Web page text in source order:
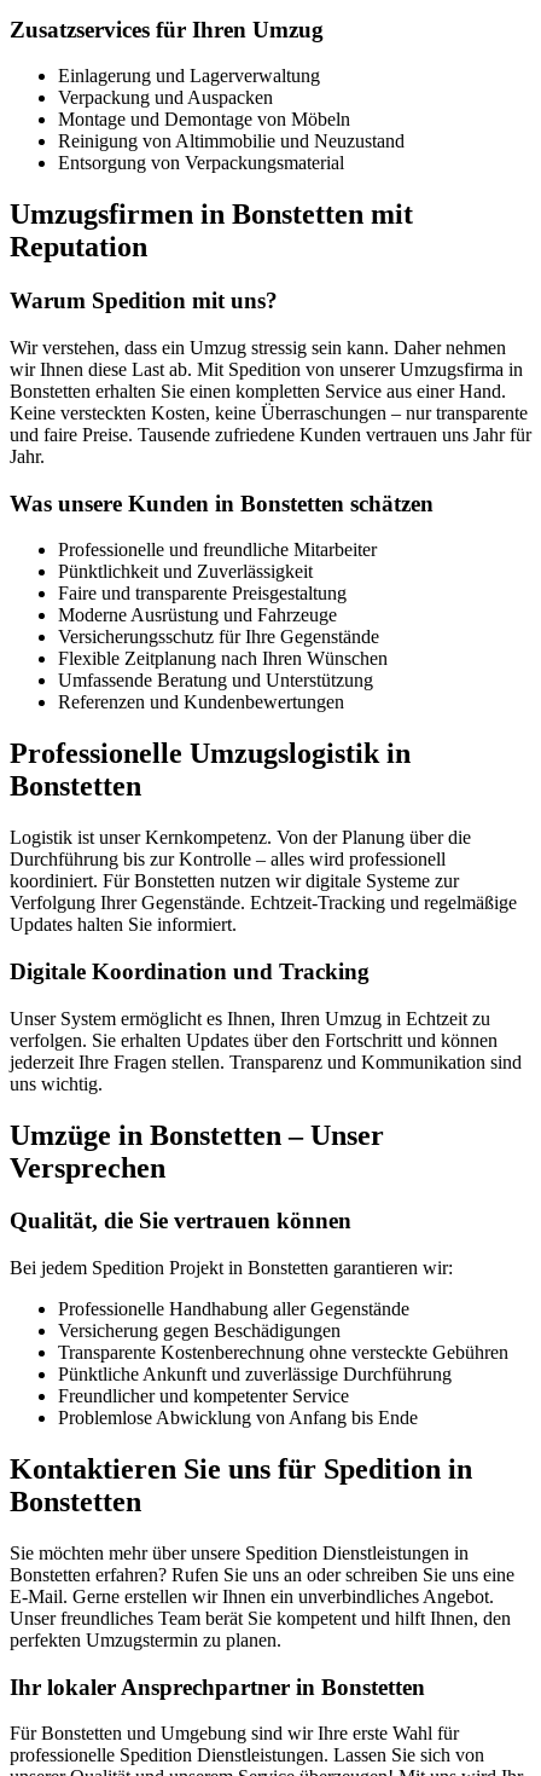
Zusatzservices für Ihren Umzug
Einlagerung und Lagerverwaltung
Verpackung und Auspacken
Montage und Demontage von Möbeln
Reinigung von Altimmobilie und Neuzustand
Entsorgung von Verpackungsmaterial
Umzugsfirmen in Bonstetten mit
Reputation
Warum Spedition mit uns?
Wir verstehen, dass ein Umzug stressig sein kann. Daher nehmen
wir Ihnen diese Last ab. Mit Spedition von unserer Umzugsfirma in
Bonstetten erhalten Sie einen kompletten Service aus einer Hand.
Keine versteckten Kosten, keine Überraschungen – nur transparente
und faire Preise. Tausende zufriedene Kunden vertrauen uns Jahr für
Jahr.
Was unsere Kunden in Bonstetten schätzen
Professionelle und freundliche Mitarbeiter
Pünktlichkeit und Zuverlässigkeit
Faire und transparente Preisgestaltung
Moderne Ausrüstung und Fahrzeuge
Versicherungsschutz für Ihre Gegenstände
Flexible Zeitplanung nach Ihren Wünschen
Umfassende Beratung und Unterstützung
Referenzen und Kundenbewertungen
Professionelle Umzugslogistik in
Bonstetten
Logistik ist unser Kernkompetenz. Von der Planung über die
Durchführung bis zur Kontrolle – alles wird professionell
koordiniert. Für Bonstetten nutzen wir digitale Systeme zur
Verfolgung Ihrer Gegenstände. Echtzeit-Tracking und regelmäßige
Updates halten Sie informiert.
Digitale Koordination und Tracking
Unser System ermöglicht es Ihnen, Ihren Umzug in Echtzeit zu
verfolgen. Sie erhalten Updates über den Fortschritt und können
jederzeit Ihre Fragen stellen. Transparenz und Kommunikation sind
uns wichtig.
Umzüge in Bonstetten – Unser
Versprechen
Qualität, die Sie vertrauen können
Bei jedem Spedition Projekt in Bonstetten garantieren wir:
Professionelle Handhabung aller Gegenstände
Versicherung gegen Beschädigungen
Transparente Kostenberechnung ohne versteckte Gebühren
Pünktliche Ankunft und zuverlässige Durchführung
Freundlicher und kompetenter Service
Problemlose Abwicklung von Anfang bis Ende
Kontaktieren Sie uns für Spedition in
Bonstetten
Sie möchten mehr über unsere Spedition Dienstleistungen in
Bonstetten erfahren? Rufen Sie uns an oder schreiben Sie uns eine
E-Mail. Gerne erstellen wir Ihnen ein unverbindliches Angebot.
Unser freundliches Team berät Sie kompetent und hilft Ihnen, den
perfekten Umzugstermin zu planen.
Ihr lokaler Ansprechpartner in Bonstetten
Für Bonstetten und Umgebung sind wir Ihre erste Wahl für
professionelle Spedition Dienstleistungen. Lassen Sie sich von